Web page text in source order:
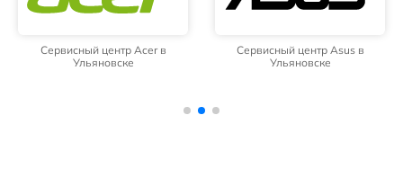
Сервисный центр Acer в
Ульяновске
Сервисный центр Asus в
Ульяновске